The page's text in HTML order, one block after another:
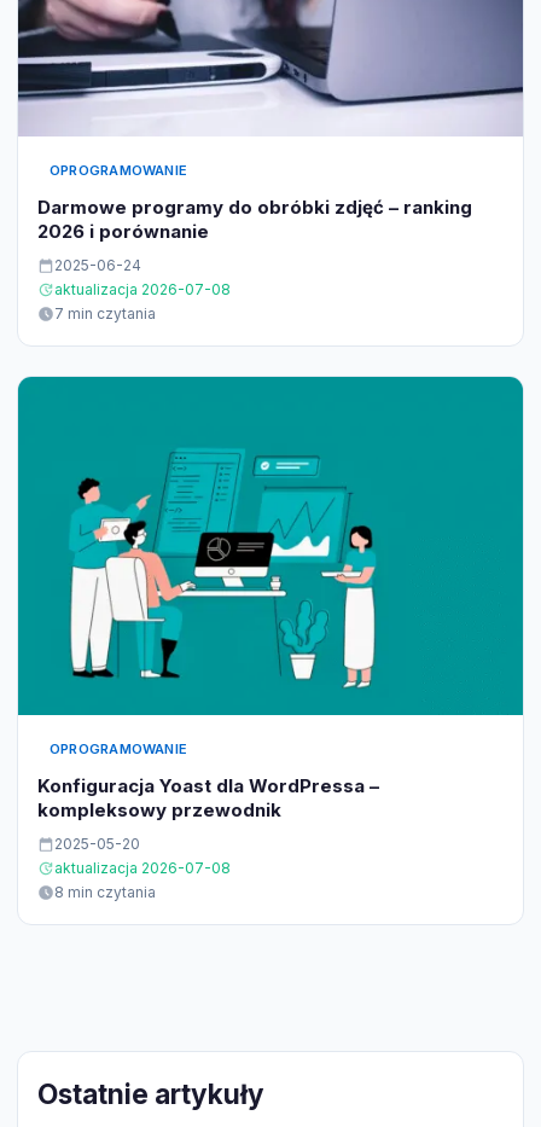
OPROGRAMOWANIE
Darmowe programy do obróbki zdjęć – ranking
2026 i porównanie
2025-06-24
aktualizacja 2026-07-08
7 min czytania
OPROGRAMOWANIE
Konfiguracja Yoast dla WordPressa –
kompleksowy przewodnik
2025-05-20
aktualizacja 2026-07-08
8 min czytania
Ostatnie artykuły